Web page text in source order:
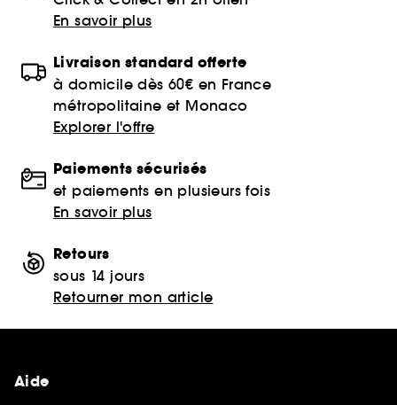
En savoir plus
Livraison standard offerte
à domicile dès 60€ en France
métropolitaine et Monaco
Explorer l'offre
Paiements sécurisés
et paiements en plusieurs fois
En savoir plus
Retours
sous 14 jours
Retourner mon article
Aide